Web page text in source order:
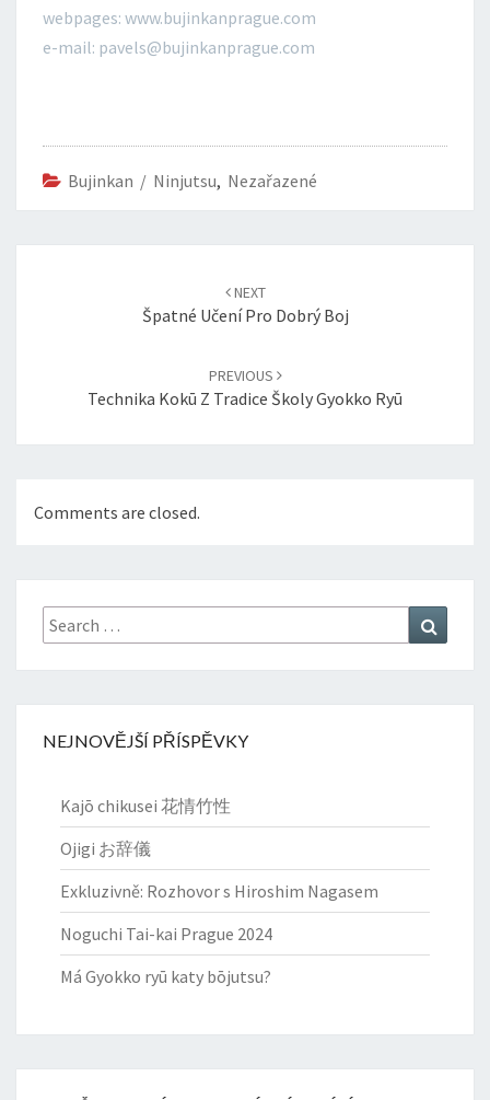
webpages: www.bujinkanprague.com
e-mail: pavels@bujinkanprague.com
Bujinkan / Ninjutsu, Nezařazené
NEXT
Špatné Učení Pro Dobrý Boj
PREVIOUS
Technika Kokū Z Tradice Školy Gyokko Ryū
Comments are closed.
Search
for:
NEJNOVĚJŠÍ PŘÍSPĚVKY
Kajō chikusei 花情竹性
Ojigi お辞儀
Exkluzivně: Rozhovor s Hiroshim Nagasem
Noguchi Tai-kai Prague 2024
Má Gyokko ryū katy bōjutsu?